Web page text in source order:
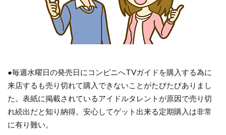
●毎週水曜日の発売日にコンビニへTVガイドを購入する為に
来店するも売り切れて購入できないことがたびたびありまし
た。表紙に掲載されているアイドルタレントが原因で売り切
れ続出だと知り納得。安心してゲット出来る定期購入は非常
に有り難い。